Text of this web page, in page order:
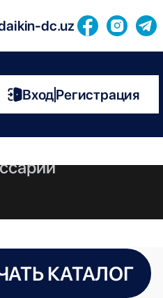
dc.uz
ВходРегистрация
КАТАЛОГ